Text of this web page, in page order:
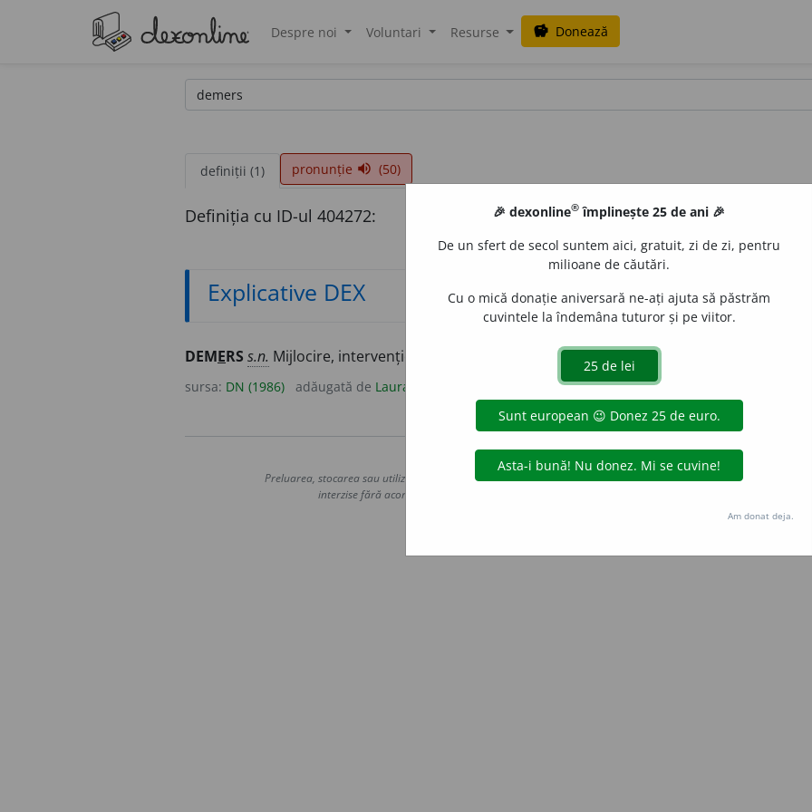
Despre noi Voluntari Resurse savings Donează
definiții (1) pronunție volume_up (50)
Definiția cu ID-ul 404272:
Explicative DEX
DEMERS s.n. Mijlocire, intervenție (pe lîngă cineva) în vederea obținerii unui anumit
sursa: DN (1986) adăugată de LauraGellner
Copyright © 2004-2026 dexonline (https://dexonline.ro)
Preluarea, stocarea sau utilizarea datelor de pe acest site, inclusiv prin orice metode de extragere automată
interzise fără acordul nostru prealabil scris, cu excepția seturilor de date oferite oficial spre utilizare
Hosterion
🎉 dexonline® împlinește 25 de ani 🎉
De un sfert de secol suntem aici, gratuit, zi de zi, pentru
milioane de căutări.
Cu o mică donație aniversară ne-ați ajuta să păstrăm
cuvintele la îndemâna tuturor și pe viitor.
Am donat deja.